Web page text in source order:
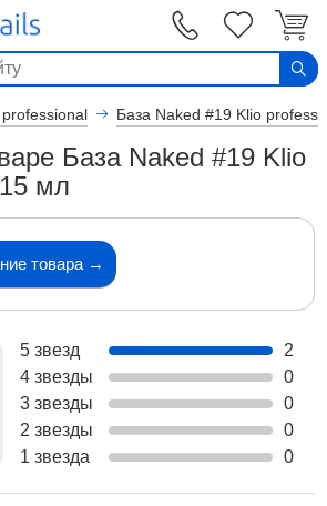
База Naked #19 Klio
База Naked #19 Klio
мл
товара →
5 звезд
2
4 звезды
0
3 звезды
0
2 звезды
0
1 звезда
0